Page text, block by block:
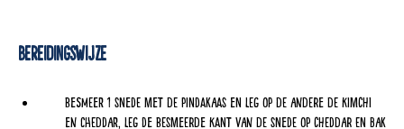
Bereidingswijze
Besmeer 1 snede met de pindakaas en leg op de andere de kimchi
en cheddar, leg de besmeerde kant van de snede op cheddar en bak